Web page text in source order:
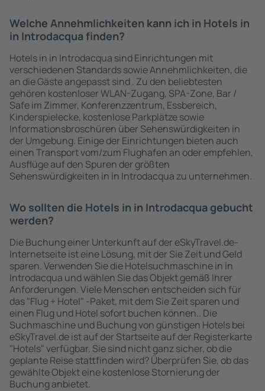
Welche Annehmlichkeiten kann ich in Hotels in
in Introdacqua finden?
Hotels in in Introdacqua sind Einrichtungen mit
verschiedenen Standards sowie Annehmlichkeiten, die
an die Gäste angepasst sind . Zu den beliebtesten
gehören kostenloser WLAN-Zugang, SPA-Zone, Bar /
Safe im Zimmer, Konferenzzentrum, Essbereich,
Kinderspielecke, kostenlose Parkplätze sowie
Informationsbroschüren über Sehenswürdigkeiten in
der Umgebung. Einige der Einrichtungen bieten auch
einen Transport vom/zum Flughafen an oder empfehlen,
Ausflüge auf den Spuren der größten
Sehenswürdigkeiten in in Introdacqua zu unternehmen.
Wo sollten die Hotels in in Introdacqua gebucht
werden?
Die Buchung einer Unterkunft auf der eSkyTravel.de-
Internetseite ist eine Lösung, mit der Sie Zeit und Geld
sparen. Verwenden Sie die Hotelsuchmaschine in in
Introdacqua und wählen Sie das Objekt gemäß Ihrer
Anforderungen. Viele Menschen entscheiden sich für
das "Flug + Hotel" -Paket, mit dem Sie Zeit sparen und
einen Flug und Hotel sofort buchen können.. Die
Suchmaschine und Buchung von günstigen Hotels bei
eSkyTravel.de ist auf der Startseite auf der Registerkarte
"Hotels" verfügbar. Sie sind nicht ganz sicher, ob die
geplante Reise stattfinden wird? Überprüfen Sie, ob das
gewählte Objekt eine kostenlose Stornierung der
Buchung anbietet.